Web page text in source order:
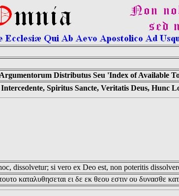
Distributus Seu 'Index of Available
Spiritus Sancte, Veritatis Deus, Hunc
dissolvetur; si vero ex Deo est, non poteritis
καταλυθησεται ει δε εκ θεου εστιν ου δυνασθε